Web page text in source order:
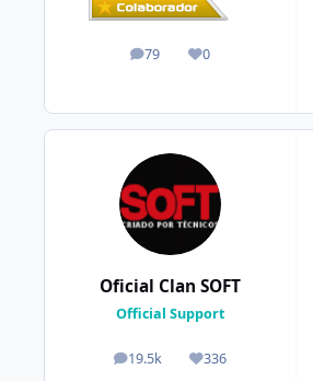
79
posts 0
Reputação
Oficial Clan SOFT
Official Support
19.5k
posts 336
Reputação